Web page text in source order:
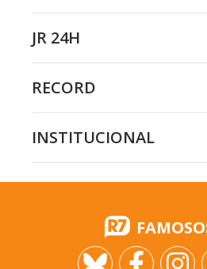
JR 24H
RECORD
INSTITUCIONAL